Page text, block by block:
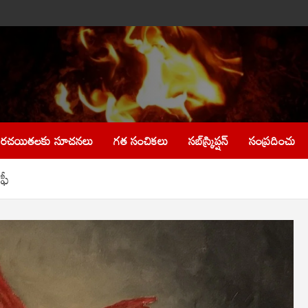
రచయితలకు సూచనలు గత సంచికలు సబ్‌స్క్రిప్షన్ సంప్రదించు